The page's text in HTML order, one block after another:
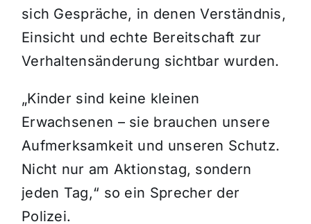
sich Gespräche, in denen Verständnis,
Einsicht und echte Bereitschaft zur
Verhaltensänderung sichtbar wurden.
„Kinder sind keine kleinen
Erwachsenen – sie brauchen unsere
Aufmerksamkeit und unseren Schutz.
Nicht nur am Aktionstag, sondern
jeden Tag,“ so ein Sprecher der
Polizei.